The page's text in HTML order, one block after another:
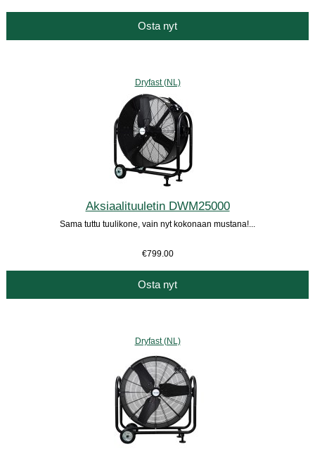
Osta nyt
Dryfast (NL)
Aksiaalituuletin DWM25000
Sama tuttu tuulikone, vain nyt kokonaan mustana!...
€799.00
Osta nyt
Dryfast (NL)